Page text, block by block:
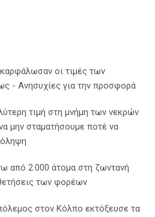
οι τιμές των
- Ανησυχίες για την προσφορά
τιμή στη μνήμη των νεκρών
μην σταματήσουμε ποτέ να
από 2.000 άτομα στη ζωντανή
των φορέων
στον Κόλπο εκτόξευσε τα